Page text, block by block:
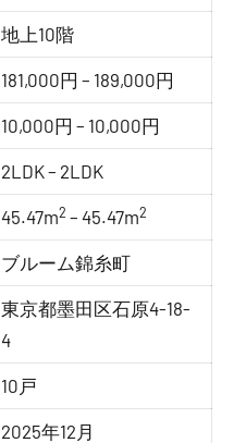
地上10階
181,000円 – 189,000円
10,000円 – 10,000円
2LDK – 2LDK
45.47m2 – 45.47m2
ブルーム錦糸町
東京都墨田区石原4-18-
4
10戸
2025年12月